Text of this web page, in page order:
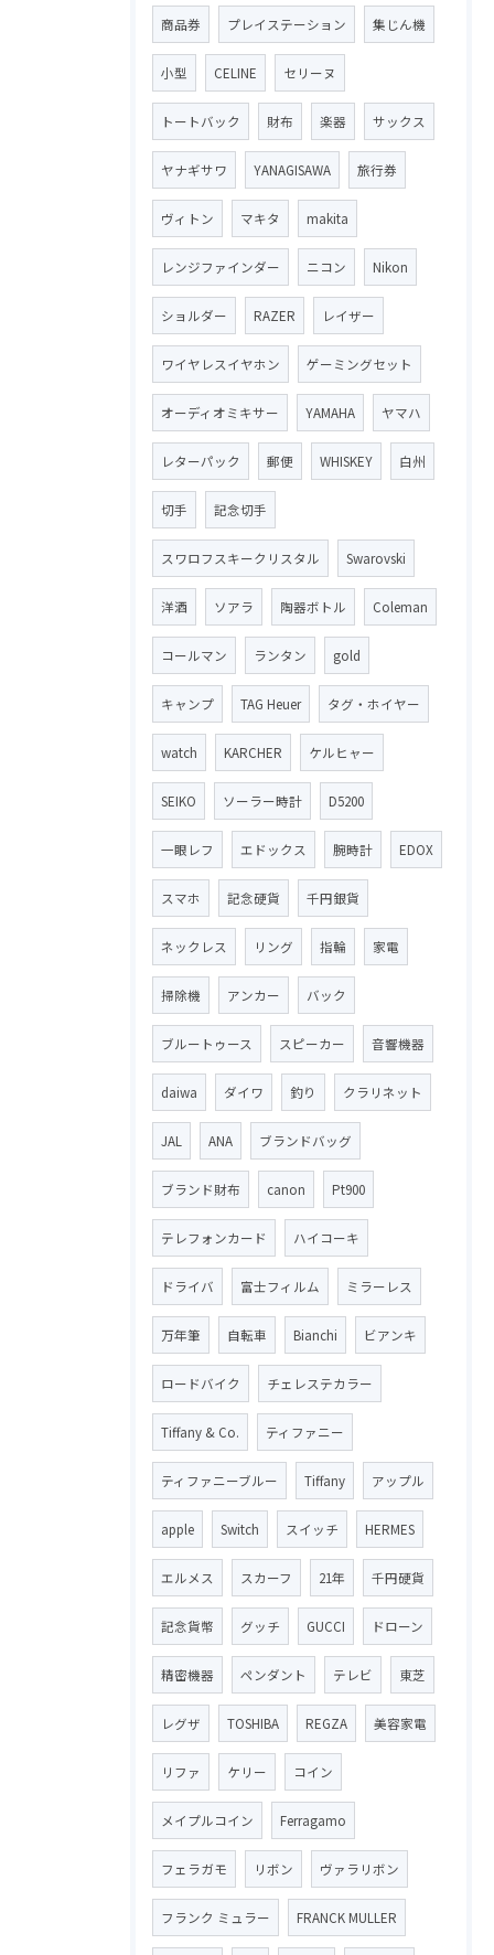
商品券 プレイステーション 集じん機
小型 CELINE セリーヌ
トートバック 財布 楽器 サックス
ヤナギサワ YANAGISAWA 旅行券
ヴィトン マキタ makita
レンジファインダー ニコン Nikon
ショルダー RAZER レイザー
ワイヤレスイヤホン ゲーミングセット
オーディオミキサー YAMAHA ヤマハ
レターパック 郵便 WHISKEY 白州
切手 記念切手
スワロフスキークリスタル Swarovski
洋酒 ソアラ 陶器ボトル Coleman
コールマン ランタン gold
キャンプ TAG Heuer タグ・ホイヤー
watch KARCHER ケルヒャー
SEIKO ソーラー時計 D5200
一眼レフ エドックス 腕時計 EDOX
スマホ 記念硬貨 千円銀貨
ネックレス リング 指輪 家電
掃除機 アンカー バック
ブルートゥース スピーカー 音響機器
daiwa ダイワ 釣り クラリネット
JAL ANA ブランドバッグ
ブランド財布 canon Pt900
テレフォンカード ハイコーキ
ドライバ 富士フィルム ミラーレス
万年筆 自転車 Bianchi ビアンキ
ロードバイク チェレステカラー
Tiffany & Co. ティファニー
ティファニーブルー Tiffany アップル
apple Switch スイッチ HERMES
エルメス スカーフ 21年 千円硬貨
記念貨幣 グッチ GUCCI ドローン
精密機器 ペンダント テレビ 東芝
レグザ TOSHIBA REGZA 美容家電
リファ ケリー コイン
メイプルコイン Ferragamo
フェラガモ リボン ヴァラリボン
フランク ミュラー FRANCK MULLER